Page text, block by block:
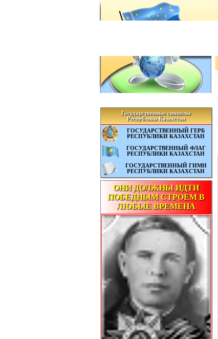
Государственные символы
Республики Казахстан
ГОСУДАРСТВЕННЫЙ ГЕРБ
РЕСПУБЛИКИ КАЗАХСТАН
ГОСУДАРСТВЕННЫЙ ФЛАГ
РЕСПУБЛИКИ КАЗАХСТАН
ГОСУДАРСТВЕННЫЙ ГИМН
РЕСПУБЛИКИ КАЗАХСТАН
ОНИ ДОЛЖНЫ ИДТИ
ПОБЕДНЫМ СТРОЕМ В
ЛЮБЫЕ ВРЕМЕНА